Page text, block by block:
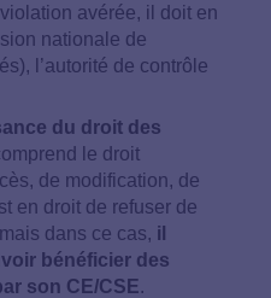
avérée, il doit en
nationale de
l’autorité de contrôle
du droit des
le droit
de modification, de
en droit de refuser de
dans ce cas, il
bénéficier des
son CE/CSE.